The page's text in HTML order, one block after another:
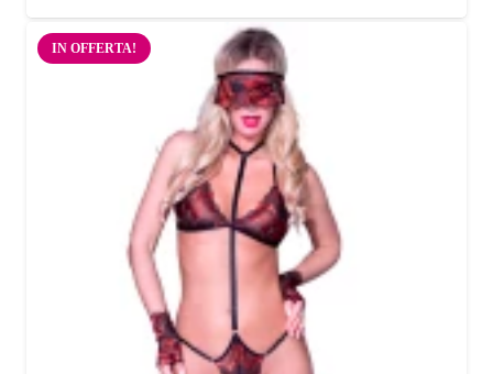
prezzo
originale
era:
28,00 €.
prezzo
IN OFFERTA!